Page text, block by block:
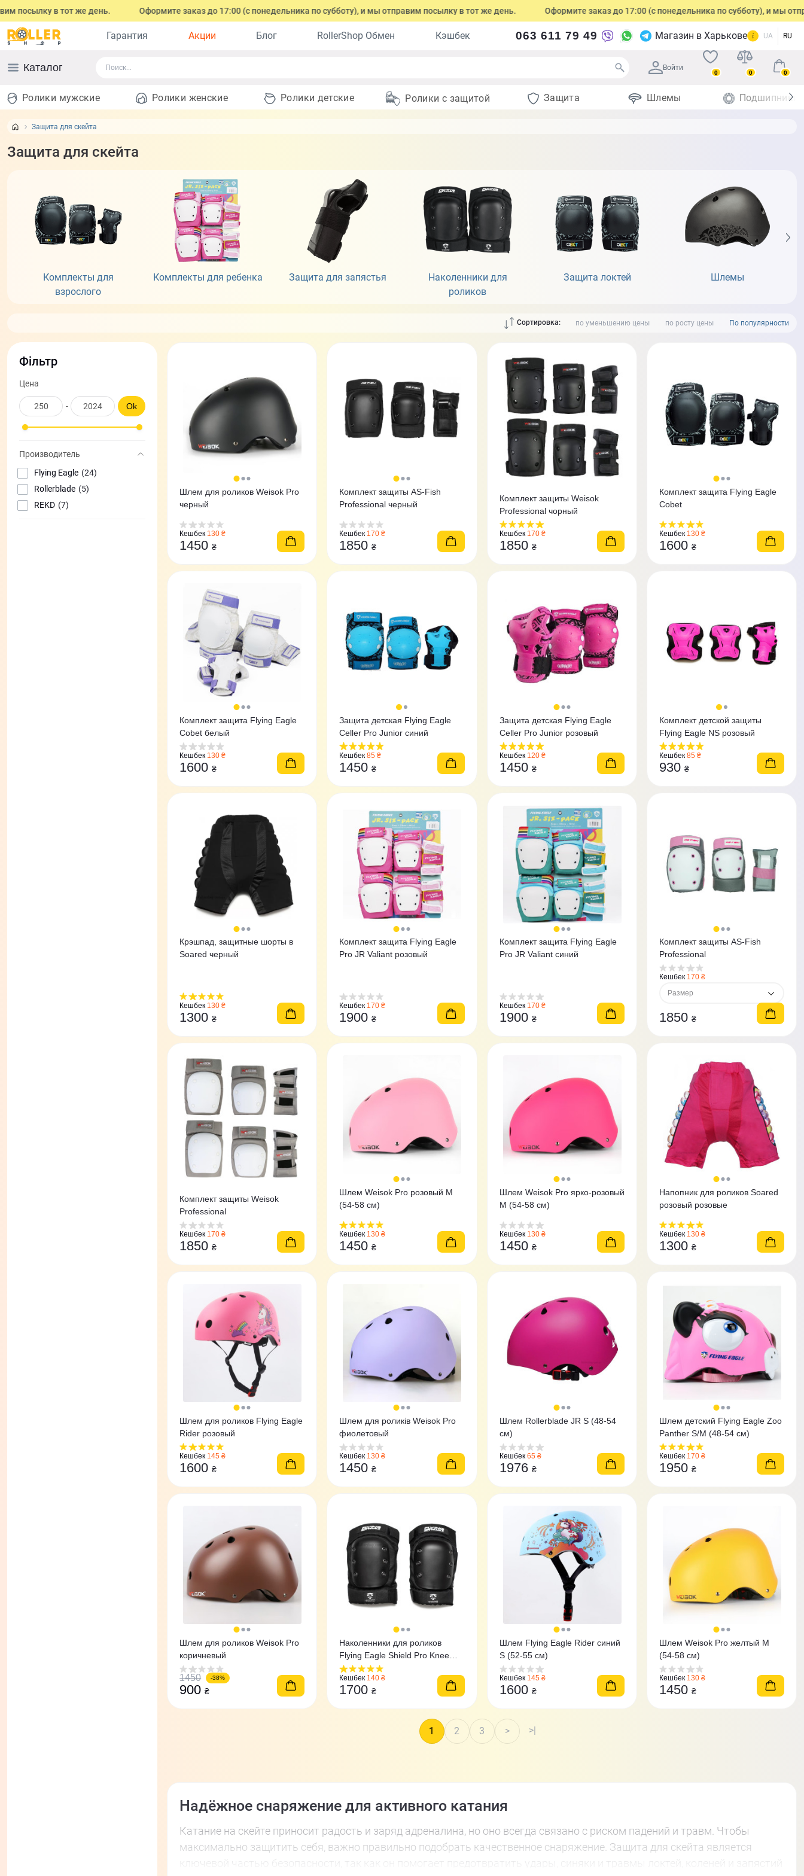
тот же день. Оформите заказ до 17:00 (с понедельника по субботу), и мы отправим посылку в тот же день. Оформите заказ до 17:00 (с понедельника по субботу), и мы отправим
Гарантия Акции Блог RollerShop Обмен Кэшбек 063 611 79 49 Магазин в Харькове UA RU
Каталог Войти
0 0 0
Ролики мужские Ролики женские Ролики детские Ролики с защитой Защита Шлемы Подшипники
Защита для скейта
Защита для скейта
Комплекты для
взрослого
Комплекты для ребенка Защита для запястья
Наколенники для
роликов
Защита локтей Шлемы
Сортировка: По популярности
по росту цены
по уменьшению цены
Фільтр
Цена
- Ok
Производитель
Flying Eagle (24)
Rollerblade (5)
REKD (7)
Шлем для роликов Weisok Pro
черный
Кешбек 130 ₴
1450₴
Комплект защиты AS-Fish
Professional черный
Кешбек 170 ₴
1850₴
Комплект защиты Weisok
Professional чорный
Кешбек 170 ₴
1850 ₴
Комплект защита Flying Eagle
Cobet
Кешбек 130 ₴
1600 ₴
Комплект защита Flying Eagle
Cobet белый
Кешбек 130 ₴
1600₴
Защита детская Flying Eagle
Celler Pro Junior синий
Кешбек 85 ₴
1450₴
Защита детская Flying Eagle
Celler Pro Junior розовый
Кешбек 120 ₴
1450 ₴
Комплект детской защиты
Flying Eagle NS розовый
Кешбек 85 ₴
930 ₴
Крэшпад, защитные шорты в
Soared черный
Кешбек 130 ₴
1300₴
Комплект защита Flying Eagle
Pro JR Valiant розовый
Кешбек 170 ₴
1900₴
Комплект защита Flying Eagle
Pro JR Valiant синий
Кешбек 170 ₴
1900 ₴
Комплект защиты AS-Fish
Professional
Кешбек 170 ₴
Размер
1850 ₴
Комплект защиты Weisok
Professional
Кешбек 170 ₴
1850₴
Шлем Weisok Pro розовый M
(54-58 см)
Кешбек 130 ₴
1450₴
Шлем Weisok Pro ярко-розовый
M (54-58 см)
Кешбек 130 ₴
1450 ₴
Напопник для роликов Soared
розовый розовые
Кешбек 130 ₴
1300 ₴
Шлем для роликов Flying Eagle
Rider розовый
Кешбек 145 ₴
1600₴
Шлем для роликів Weisok Pro
фиолетовый
Кешбек 130 ₴
1450₴
Шлем Rollerblade JR S (48-54
см)
Кешбек 65 ₴
1976 ₴
Шлем детский Flying Eagle Zoo
Panther S/M (48-54 см)
Кешбек 170 ₴
1950 ₴
Шлем для роликов Weisok Pro
коричневый
1450 -38%
900₴
Наколенники для роликов
Flying Eagle Shield Pro Knee
Pad
Кешбек 140 ₴
1700₴
Шлем Flying Eagle Rider синий
S (52-55 cм)
Кешбек 145 ₴
1600 ₴
Шлем Weisok Pro желтый M
(54-58 см)
Кешбек 130 ₴
1450 ₴
1 2 3 > >|
Надёжное снаряжение для активного катания
Катание на скейте приносит радость и заряд адреналина, но оно всегда связано с риском падений и травм. Чтобы
максимально защитить себя, важно правильно подобрать качественное снаряжение. Защита для скейта является